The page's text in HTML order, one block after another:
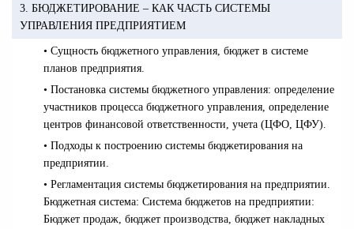
3. БЮДЖЕТИРОВАНИЕ – КАК ЧАСТЬ СИСТЕМЫ
УПРАВЛЕНИЯ ПРЕДПРИЯТИЕМ
• Сущность бюджетного управления, бюджет в системе
планов предприятия.
• Постановка системы бюджетного управления: определение
участников процесса бюджетного управления, определение
центров финансовой ответственности, учета (ЦФО, ЦФУ).
• Подходы к построению системы бюджетирования на
предприятии.
• Регламентация системы бюджетирования на предприятии.
Бюджетная система: Система бюджетов на предприятии:
Бюджет продаж, бюджет производства, бюджет накладных